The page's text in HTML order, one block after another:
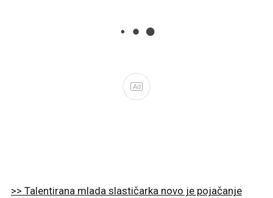
Ad
>> Talentirana mlada slastičarka novo je pojačanje